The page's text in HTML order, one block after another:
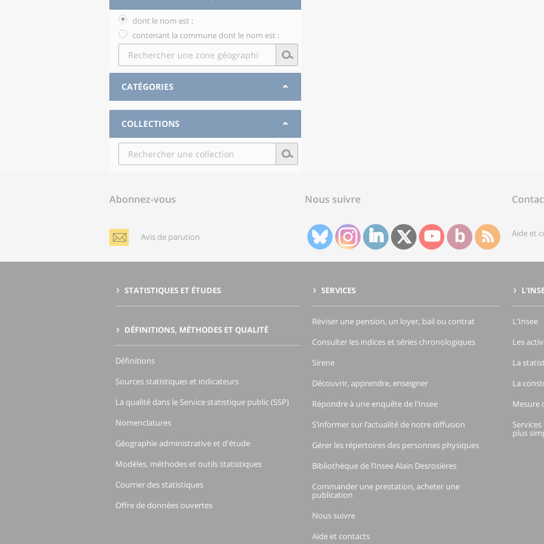
dont le nom est :
contenant la commune dont le nom est :
CATÉGORIES
COLLECTIONS
Abonnez-vous
Avis de parution
Nous suivre
Aide et
STATISTIQUES ET ÉTUDES
DÉFINITIONS, MÉTHODES ET QUALITÉ
Définitions
Sources statistiques et indicateurs
La qualité dans le Service statistique public (SSP)
Nomenclatures
Géographie administrative et d'étude
Modèles, méthodes et outils statistiques
Courrier des statistiques
Offre de données ouvertes
SERVICES
Réviser une pension, un loyer, bail ou contrat
Consulter les indices et séries chronologiques
Sirene
Découvrir, apprendre, enseigner
Répondre à une enquête de l'Insee
S’informer sur l’actualité de notre diffusion
Gérer les répertoires des personnes physiques
Bibliothèque de l’Insee Alain Desrosières
Commander une prestation, acheter une
publication
Nous suivre
Aide et contacts
L'Insee
Les
La
La
Mesure
plus